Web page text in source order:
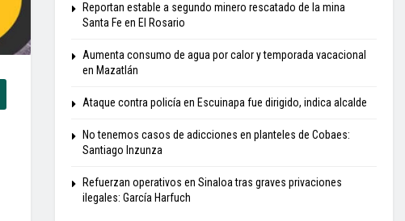
Reportan estable a segundo minero rescatado de la mina
Santa Fe en El Rosario
Aumenta consumo de agua por calor y temporada vacacional
en Mazatlán
Ataque contra policía en Escuinapa fue dirigido, indica alcalde
No tenemos casos de adicciones en planteles de Cobaes:
Santiago Inzunza
Refuerzan operativos en Sinaloa tras graves privaciones
ilegales: García Harfuch